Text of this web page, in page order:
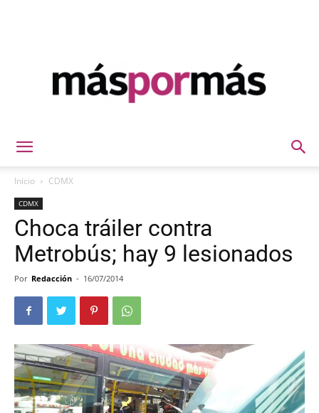
Inicio CDMX
CDMX
Choca tráiler contra
Metrobús; hay 9 lesionados
Por Redacción - 16/07/2014